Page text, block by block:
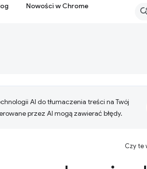
Nowości w Chrome
AI do tłumaczenia treści na Twój
przez AI mogą zawierać błędy.
Czy te